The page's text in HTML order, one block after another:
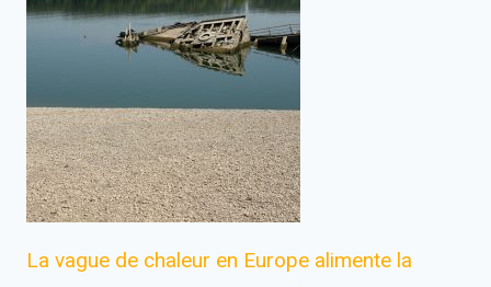
La vague de chaleur en Europe alimente la